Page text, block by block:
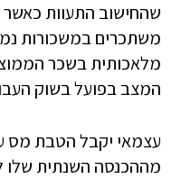
שהחישוב התעוות כאשר
משתכרים במשכורות
מלאכותית בשכר
המצב בפועל בשוק
מההכנסה השנתית שלו